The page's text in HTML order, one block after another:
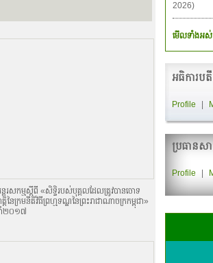
ន្តរសកម្មស្តីពី «សិទិ្ធរបស់បុគ្គលដែលត្រូវបានចោទ
តនៃក្រមនីតិវិធីព្រហ្មទណ្ឌនៃព្រះរាជាណាចក្រកម្ពុជា»
នាំ២០១៧
2026)
មើលទាំងអស់
អធិការប
Profile
ប្រធានស
Profile